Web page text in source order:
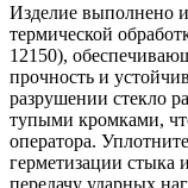
Изделие выполнено
термической
12150),
прочность и
разрушении стекло
тупыми кромками,
оператора.
герметизации стыка
передачу ударных